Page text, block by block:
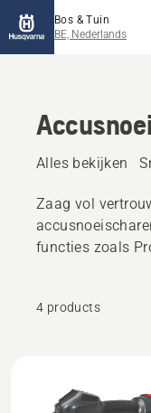
Bos & Tuin
BE, Nederlands
Alles bekijken
Zaag vol
functies zoals
belasting.
4 products
producten